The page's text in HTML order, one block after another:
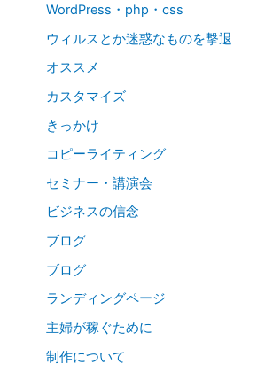
WordPress・php・css
ウィルスとか迷惑なものを撃退
オススメ
カスタマイズ
きっかけ
コピーライティング
セミナー・講演会
ビジネスの信念
ブログ
ブログ
ランディングページ
主婦が稼ぐために
制作について